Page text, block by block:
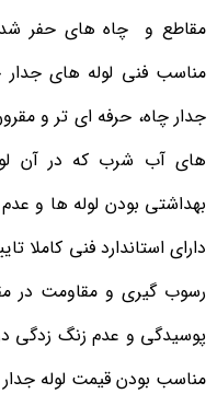
مقاطع و چاه های حفر
مناسب فنی لوله های جدار
جدار چاه، حرفه ای تر و
های آب شرب که در آن
بهداشتی بودن لوله ها و
دارای استاندارد فنی
رسوب گیری و مقاومت در
پوسیدگی و عدم زنگ زدگی در
مناسب بودن قیمت لوله جدار